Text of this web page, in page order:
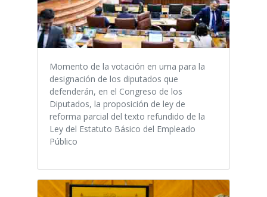
Momento de la votación en urna para la
designación de los diputados que
defenderán, en el Congreso de los
Diputados, la proposición de ley de
reforma parcial del texto refundido de la
Ley del Estatuto Básico del Empleado
Público